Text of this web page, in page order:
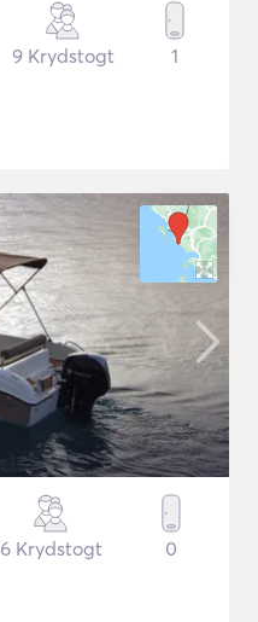
9 Krydstogt 1
6 Krydstogt 0